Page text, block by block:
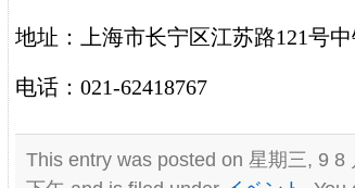
地址：上海市长宁区江苏路121号
电话：021-62418767
This entry was posted on 星期三, 9 8